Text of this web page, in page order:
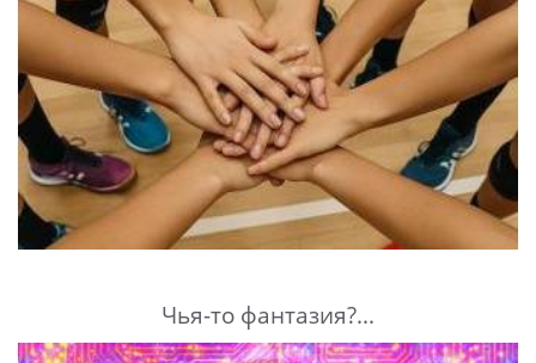
Чья-то фантазия?...